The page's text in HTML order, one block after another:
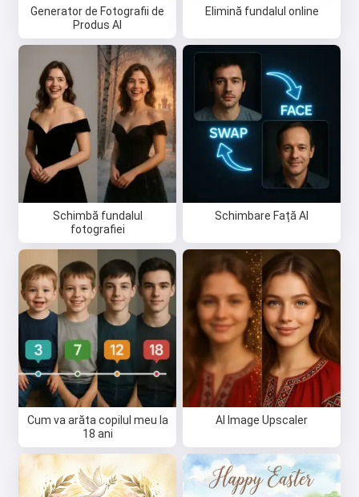
Generator de Fotografii de
Produs AI
Elimină fundalul online
Schimbă fundalul
fotografiei
Schimbare Față AI
Cum va arăta copilul meu la
18 ani
AI Image Upscaler
Accept:Termenii serviciului,
Politica de confidențialitate
Politica de rambursare